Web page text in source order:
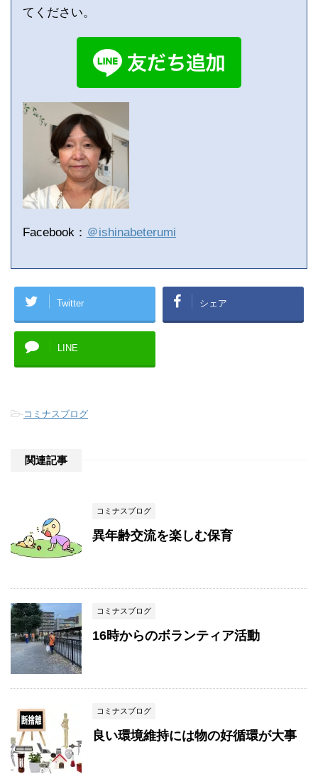
てください。
Facebook： ＠ishinabeterumi
Twitter シェア
LINE
-コミナスブログ
関連記事
コミナスブログ
異年齢交流を楽しむ保育
コミナスブログ
16時からのボランティア活動
コミナスブログ
良い環境維持には物の好循環が大事